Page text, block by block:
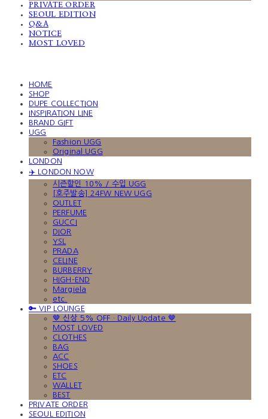
PRIVATE ORDER
SEOUL EDITION
Q&A
NOTICE
MOST LOVED
HOME
SHOP
DUPE COLLECTION
INSPIRATION LINE
BRAND GIFT
UGG
Fashion UGG
Original UGG
LONDON
✈️ LONDON NOW
시즌할인 10% / 수입 UGG
[호주발송] 24FW NEW UGG
OUTLET
PERFUME
GUCCI
DIOR
YSL
PRADA
CELINE
BURBERRY
HIGH-END
Margiela
etc.
🔑 VIP LOUNGE
🤎 신상 5% OFF · Daily Update 🤎
MOST LOVED
CLOTHES
BAG
ACC
SHOES
ETC
WALLET
BEST
PRIVATE ORDER
SEOUL EDITION